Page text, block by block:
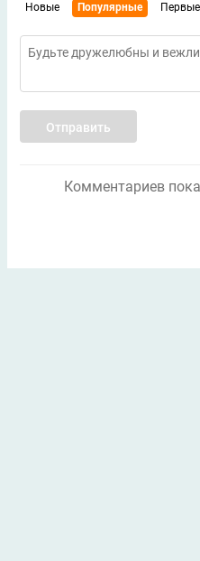
Новые Популярные Первые
Отправить
Комментариев